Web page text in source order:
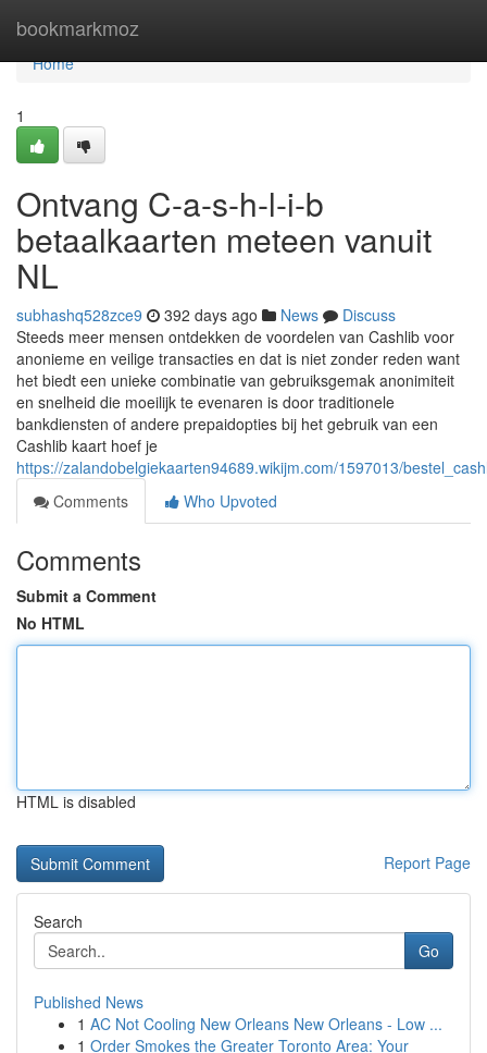
bookmarkmoz
Home
Home
1
Ontvang C-a-s-h-l-i-b
betaalkaarten meteen vanuit
NL
subhashq528zce9 392 days ago News
Discuss
Steeds meer mensen ontdekken de voordelen van Cashlib voor
anonieme en veilige transacties en dat is niet zonder reden want
het biedt een unieke combinatie van gebruiksgemak anonimiteit
en snelheid die moeilijk te evenaren is door traditionele
bankdiensten of andere prepaidopties bij het gebruik van een
Cashlib kaart hoef je
https://zalandobelgiekaarten94689.wikijm.com/1597013/
Comments
Who Upvoted
Comments
Submit a Comment
No HTML
HTML is disabled
Report Page
Search
Go
Published News
1 AC Not Cooling New Orleans New Orleans - Low ...
1 Order Smokes the Greater Toronto Area: Your